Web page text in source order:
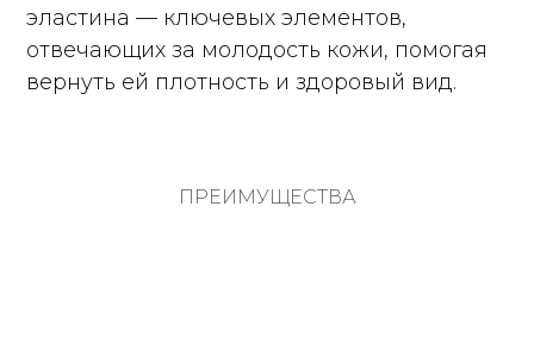
эластина — ключевых элементов,
отвечающих за молодость кожи, помогая
вернуть ей плотность и здоровый вид.
ПРЕИМУЩЕСТВА